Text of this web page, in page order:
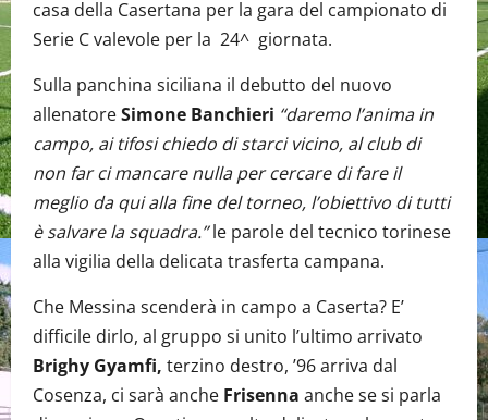
casa della Casertana per la gara del campionato di
Serie C valevole per la 24^ giornata.
Sulla panchina siciliana il debutto del nuovo
allenatoreSimone Banchieri “daremo l’anima in
campo, ai tifosi chiedo di starci vicino, al club di
non far ci mancare nulla per cercare di fare il
meglio da qui alla fine del torneo, l’obiettivo di tutti
è salvare la squadra.”le parole del tecnico torinese
alla vigilia della delicata trasferta campana.
Che Messina scenderà in campo a Caserta? E’
difficile dirlo, al gruppo si unito l’ultimo arrivato
Brighy Gyamfi, terzino destro, ’96 arriva dal
Cosenza, ci sarà anche Frisenna anche se si parla